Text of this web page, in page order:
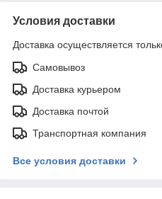
Условия доставки
Доставка осуществляется
Самовывоз
Доставка курьером
Доставка почтой
Транспортная компания
Все условия доставки